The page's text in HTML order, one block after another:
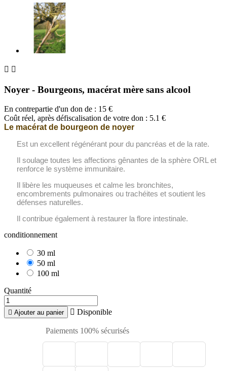
 
Noyer - Bourgeons, macérat mère sans alcool
En contrepartie d'un don de : 15 €
Coût réel, après défiscalisation de votre don : 5.1 €
Le macérat de bourgeon de noyer
Est un excellent régénérant pour du pancréas et de la rate.
Il soulage toutes les affections gênantes de la sphère ORL et
renforce le système immunitaire.
Il libère les muqueuses et calme les bronchites,
encombrements pulmonaires ou trachéites et soutient les
défenses naturelles.
Il contribue également à restaurer la flore intestinale.
conditionnement
30 ml
50 ml
100 ml
Quantité
 Ajouter au panier  Disponible
Paiements 100% sécurisés